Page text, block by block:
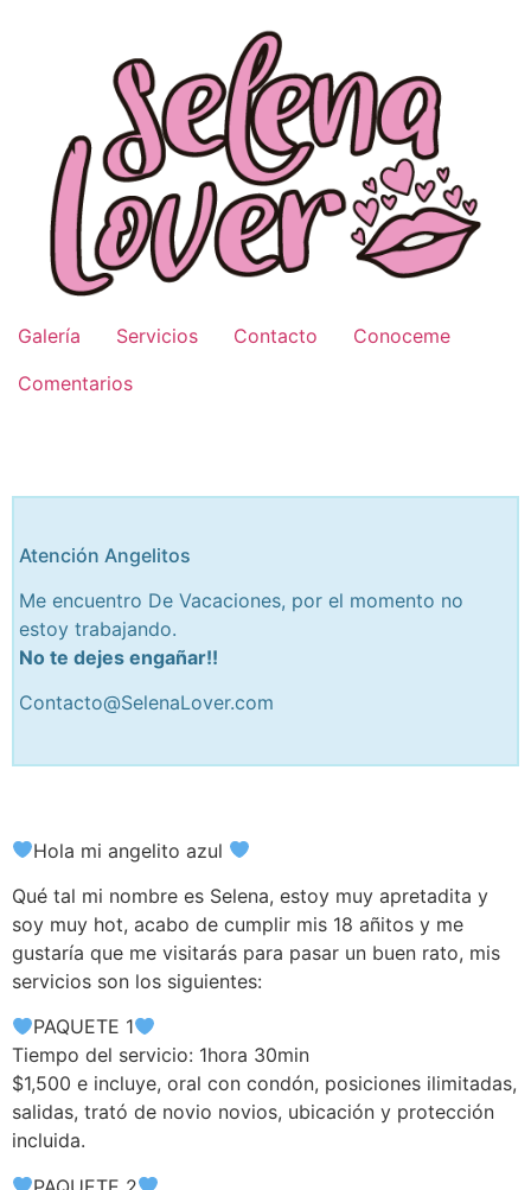
Galería Servicios Contacto
Conoceme
Comentarios
Atención Angelitos
Me encuentro De Vacaciones, por el momento no
estoy trabajando.
No te dejes engañar!!
Contacto@SelenaLover.com
Hola mi angelito azul
Qué tal mi nombre es Selena, estoy muy apretadita y
soy muy hot, acabo de cumplir mis 18 añitos y me
gustaría que me visitarás para pasar un buen rato, mis
servicios son los siguientes:
PAQUETE 1
Tiempo del servicio: 1hora 30min
$1,500 e incluye, oral con condón, posiciones ilimitadas,
salidas, trató de novio novios, ubicación y protección
incluida.